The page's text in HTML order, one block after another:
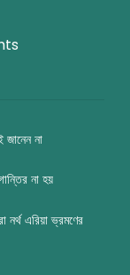
না
না হয়
এরিয়া ভ্রমণের